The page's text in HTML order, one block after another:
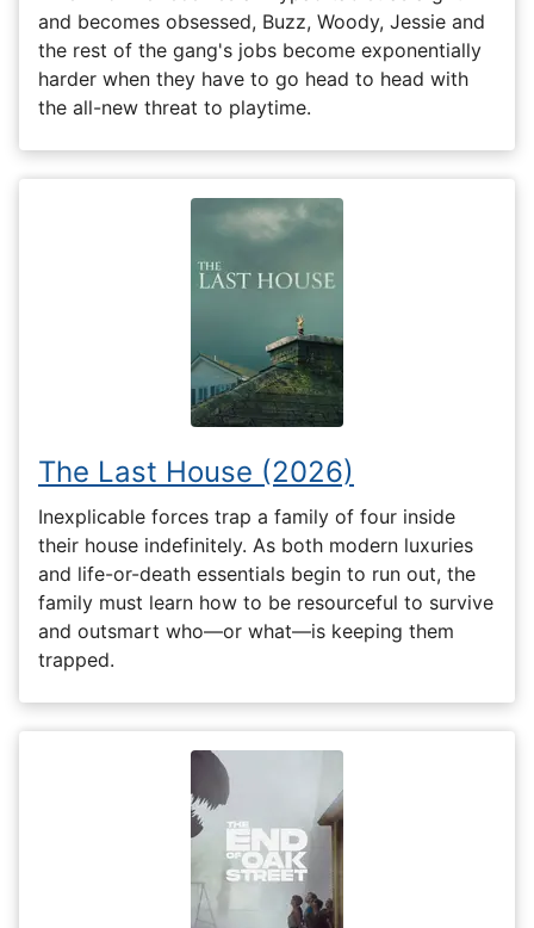
and becomes obsessed, Buzz, Woody, Jessie and
the rest of the gang's jobs become exponentially
harder when they have to go head to head with
the all-new threat to playtime.
The Last House (2026)
Inexplicable forces trap a family of four inside
their house indefinitely. As both modern luxuries
and life-or-death essentials begin to run out, the
family must learn how to be resourceful to survive
and outsmart who—or what—is keeping them
trapped.